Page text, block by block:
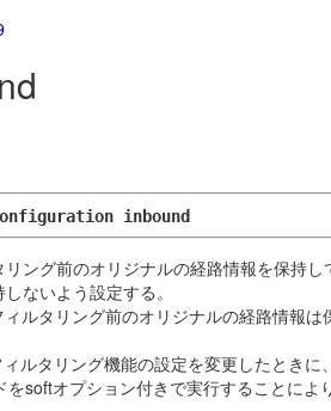
inbound
ング前のオリジナルの経路情報を保持し
ないよう設定する。
ルタリング前のオリジナルの経路情報は
ルタリング機能の設定を変更したとき
をsoftオプション付きで実行することによ